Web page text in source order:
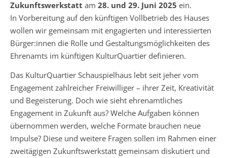
Zukunftswerkstatt am 28. und 29. Juni 2025 ein.
In Vorbereitung auf den künftigen Vollbetrieb des Hauses
wollen wir gemeinsam mit engagierten und interessierten
Bürger:innen die Rolle und Gestaltungsmöglichkeiten des
Ehrenamts im künftigen KulturQuartier definieren.
Das KulturQuartier Schauspielhaus lebt seit jeher vom
Engagement zahlreicher Freiwilliger – ihrer Zeit, Kreativität
und Begeisterung. Doch wie sieht ehrenamtliches
Engagement in Zukunft aus? Welche Aufgaben können
übernommen werden, welche Formate brauchen neue
Impulse? Diese und weitere Fragen sollen im Rahmen einer
zweitägigen Zukunftswerkstatt gemeinsam diskutiert und